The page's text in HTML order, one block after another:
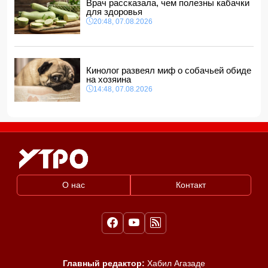
Врач рассказала, чем полезны кабачки
для здоровья
20:48, 07.08.2026
Кинолог развеял миф о собачьей обиде
на хозяина
14:48, 07.08.2026
О нас Контакт
Главный редактор: Хабил Агазаде